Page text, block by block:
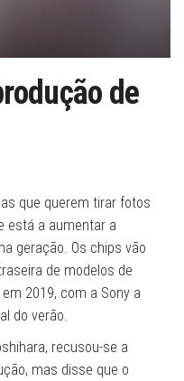
de
que querem tirar fotos
está a aumentar a
geração. Os chips vão
de modelos de
2019, com a Sony a
do verão.
recusou-se a
mas disse que o